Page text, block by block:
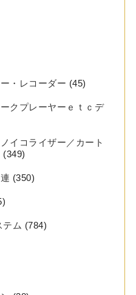
・レコーダー (45)
クプレーヤーｅｔｃデ
イコライザー／カート
(349)
(350)
テム (784)